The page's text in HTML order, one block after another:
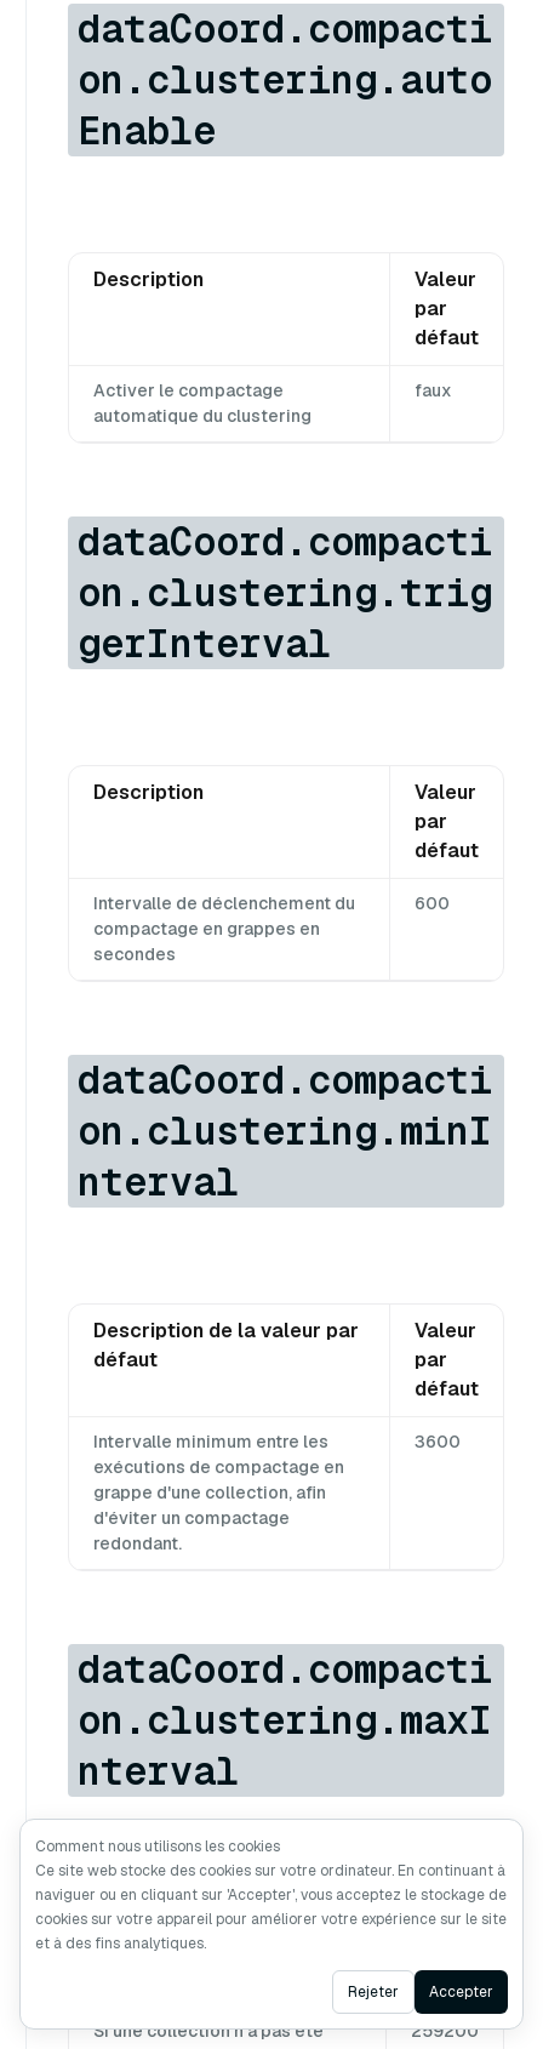
dataCoord.compacti
on.clustering.auto
Enable
Description
Valeur
par
défaut
Activer le compactage
automatique du clustering
faux
dataCoord.compacti
on.clustering.trig
gerInterval
Description
Valeur
par
défaut
Intervalle de déclenchement du
compactage en grappes en
secondes
600
dataCoord.compacti
on.clustering.minI
nterval
Description de la valeur par
défaut
Valeur
par
défaut
Intervalle minimum entre les
exécutions de compactage en
grappe d'une collection, afin
d'éviter un compactage
redondant.
3600
dataCoord.compacti
on.clustering.maxI
nterval
Description de la valeur par
défaut
Valeur
défaut
Si une collection n'a pas été
259200
Ask AI
Comment nous utilisons les cookies
Ce site web stocke des cookies sur votre ordinateur. En continuant à
naviguer ou en cliquant sur 'Accepter', vous acceptez le stockage de
cookies sur votre appareil pour améliorer votre expérience sur le site
et à des fins analytiques.
Rejeter Accepter